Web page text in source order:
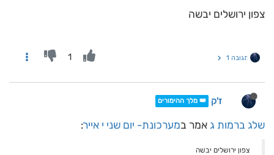
צפון ירושלים יבשה
תגובה 1 1
ז'ק 👑 מלך ההימורים
שלג ברמות ג אמר במערכונת- יום שני י אייר:
צפון ירושלים יבשה